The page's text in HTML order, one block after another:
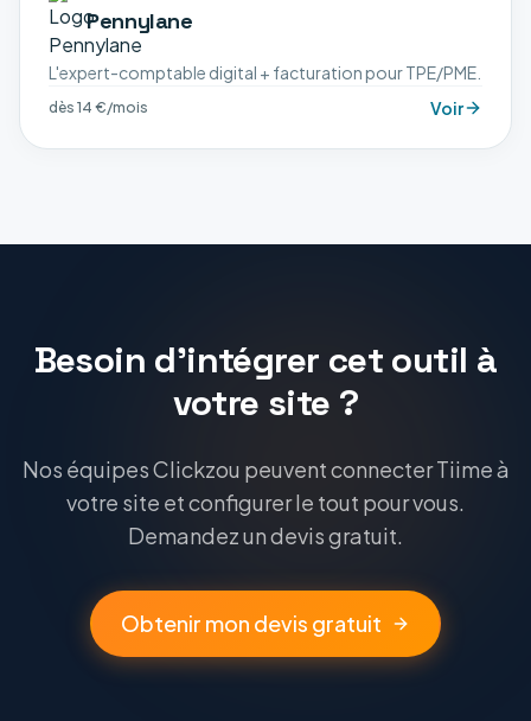
Pennylane
L'expert-comptable digital + facturation pour TPE/PME.
dès 14 €/mois Voir
Besoin d'intégrer cet outil à
votre site ?
Nos équipes Clickzou peuvent connecter Tiime à
votre site et configurer le tout pour vous.
Demandez un devis gratuit.
Obtenir mon devis gratuit